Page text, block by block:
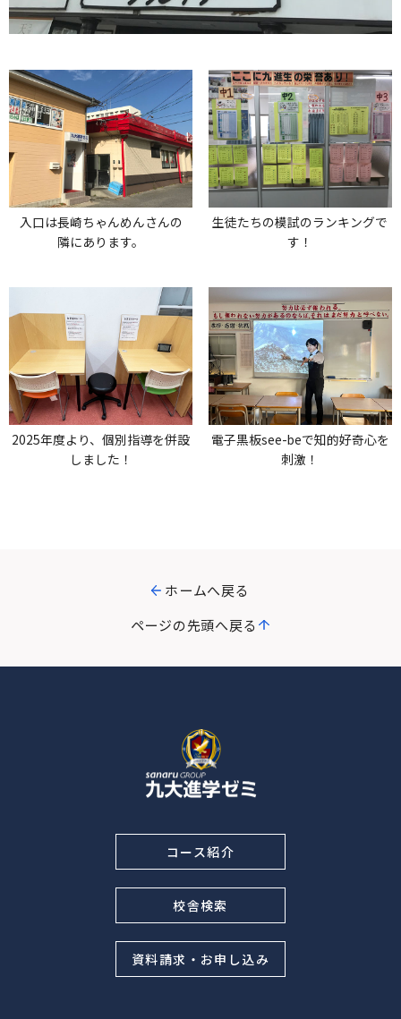
入口は長崎ちゃんめんさんの
隣にあります。
生徒たちの模試のランキングで
す！
2025年度より、個別指導を併設
しました！
電子黒板see-beで知的好奇心を
刺激！
ホームへ戻る
ページの先頭へ戻る
コース紹介
校舎検索
資料請求・お申し込み